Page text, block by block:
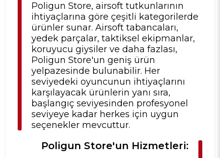
Poligun Store, airsoft tutkunlarının
ihtiyaçlarına göre çeşitli kategorilerde
ürünler sunar. Airsoft tabancaları,
yedek parçalar, taktiksel ekipmanlar,
koruyucu giysiler ve daha fazlası,
Poligun Store'un geniş ürün
yelpazesinde bulunabilir. Her
seviyedeki oyuncunun ihtiyaçlarını
karşılayacak ürünlerin yanı sıra,
başlangıç seviyesinden profesyonel
seviyeye kadar herkes için uygun
seçenekler mevcuttur.
Poligun Store'un Hizmetleri: